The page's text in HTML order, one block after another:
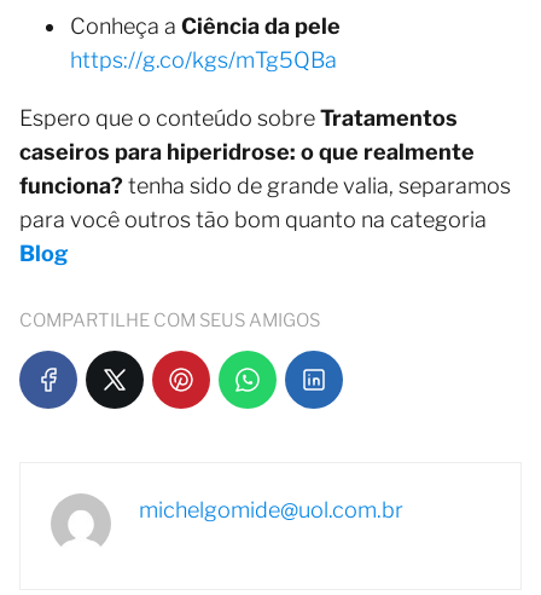
Conheça a Ciência da pele
https://g.co/kgs/mTg5QBa
Espero que o conteúdo sobreTratamentos
caseiros para hiperidrose: o que realmente
funciona?tenha sido de grande valia, separamos
para você outros tão bom quanto na categoria
Blog
COMPARTILHE COM SEUS AMIGOS
michelgomide@uol.com.br